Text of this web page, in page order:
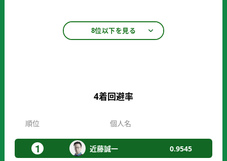
8位以下を見る
4着回避率
順位 個人名
1 近藤誠一 0.9545